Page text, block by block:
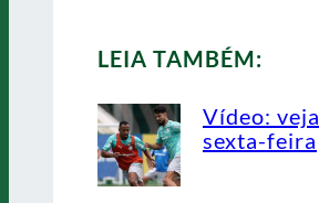
LEIA TAMBÉM:
Vídeo:
sexta-feira